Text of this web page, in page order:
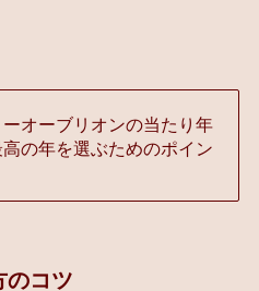
ーオーブリオンの当たり年
の年を選ぶためのポイン
のコツ